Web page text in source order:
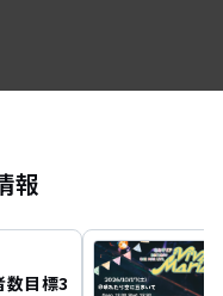
報
目標3